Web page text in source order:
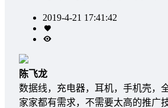
2019-4-21 17:41:42
陈飞龙
数据线，充电器，耳机，手机壳，
家家都有需求，不需要太高的推广